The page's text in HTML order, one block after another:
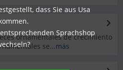
ornamentales de crecimiento
se...más
dass Sie aus Usa
Sprachshop